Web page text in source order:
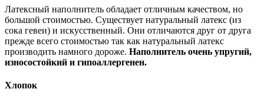
Латексный наполнитель обладает отличным качеством, но
большой стоимостью. Существует натуральный латекс (из
сока гевеи) и искусственный. Они отличаются друг от друга
прежде всего стоимостью так как натуральный латекс
производить намного дороже. Наполнитель очень упругий,
износостойкий и гипоаллергенен.
Хлопок